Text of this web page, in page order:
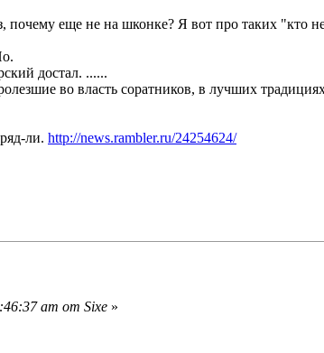
еще не на шконке? Я вот про таких "кто
достал. ......
во власть соратников, в лучших
ли. http://news.rambler.ru/24254624/
am от Sixe »